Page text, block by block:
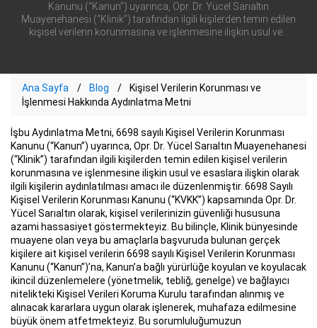
Kanunu (“Kanun”) uyarınca, Opr. Dr. Yücel Sarıaltın
Muayenehanesi (“Klinik”) tarafından ilgili kişilerden temin edilen
kişisel verilerin korunmasına ve işlenmesine ilişkin usul ve...
Ana Sayfa Blog
Kişisel Verilerin Korunması ve
İşlenmesi Hakkında Aydınlatma Metni
İşbu Aydınlatma Metni, 6698 sayılı Kişisel Verilerin Korunması
Kanunu (“Kanun”) uyarınca, Opr. Dr. Yücel Sarıaltın Muayenehanesi
(“Klinik”) tarafından ilgili kişilerden temin edilen kişisel verilerin
korunmasına ve işlenmesine ilişkin usul ve esaslara ilişkin olarak
ilgili kişilerin aydınlatılması amacı ile düzenlenmiştir. 6698 Sayılı
Kişisel Verilerin Korunması Kanunu (“KVKK”) kapsamında Opr. Dr.
Yücel Sarıaltın olarak, kişisel verilerinizin güvenliği hususuna
azami hassasiyet göstermekteyiz. Bu bilinçle, Klinik bünyesinde
muayene olan veya bu amaçlarla başvuruda bulunan gerçek
kişilere ait kişisel verilerin 6698 sayılı Kişisel Verilerin Korunması
Kanunu (“Kanun”)’na, Kanun’a bağlı yürürlüğe koyulan ve koyulacak
ikincil düzenlemelere (yönetmelik, tebliğ, genelge) ve bağlayıcı
nitelikteki Kişisel Verileri Koruma Kurulu tarafından alınmış ve
alınacak kararlara uygun olarak işlenerek, muhafaza edilmesine
büyük önem atfetmekteyiz. Bu sorumluluğumuzun